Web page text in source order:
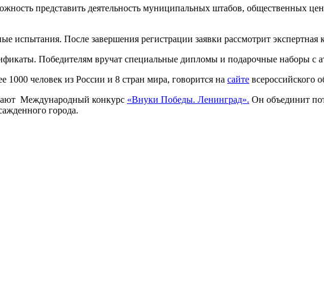
представить деятельность муниципальных штабов, общественных
испытания. После завершения регистрации заявки рассмотрит экспертная
Победителям вручат специальные дипломы и подарочные наборы с
человек из России и 8 стран мира, говорится на сайте всероссийского
Международный конкурс «Внуки Победы. Ленинград». Он объединит
города.